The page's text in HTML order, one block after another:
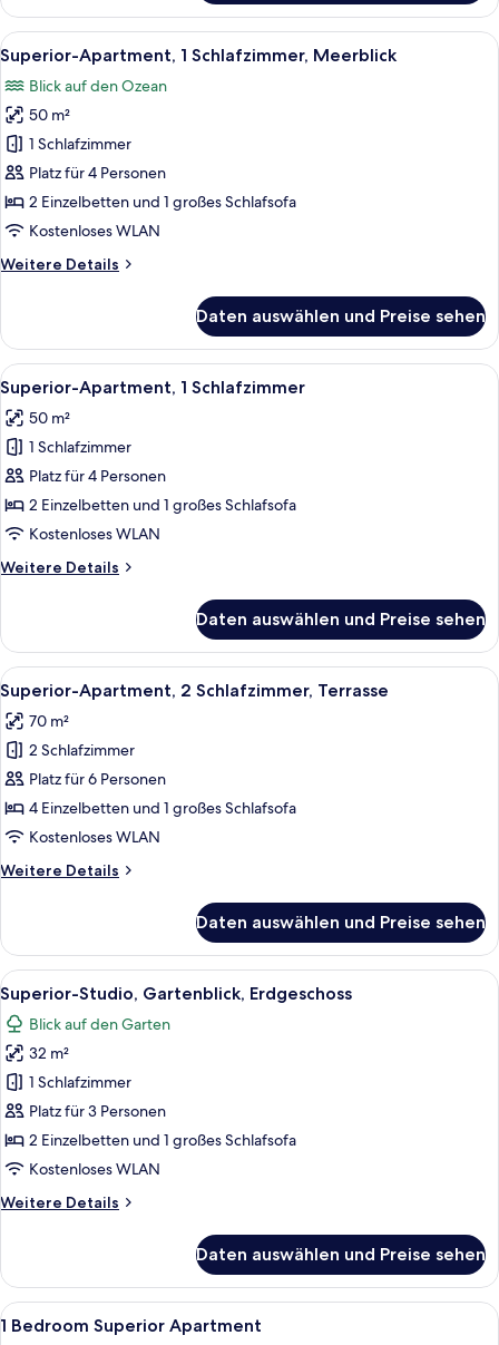
Studio,
Meerblick
Alle
Fotos
für
Superior-
Apartment,
1
Schlafzimmer,
Meerblick
Ein modernes Hotelzimmer mit
11
Superior-Apartment, 1 Schlafzimmer, Meerblick
Blick auf den Ozean
50 m²
1 Schlafzimmer
Platz für 4 Personen
2 Einzelbetten und 1 großes Schlafsofa
Kostenloses WLAN
Weitere Details
Weitere
Apartment,
Schlafzimmer,
Meerblick
Daten auswählen und Preise sehen
Alle
Fotos
für
Superior-
Apartment,
1
Schlafzimmer
Ein modernes Hotelzimmer mit
7
Superior-Apartment, 1 Schlafzimmer
50 m²
1 Schlafzimmer
Platz für 4 Personen
2 Einzelbetten und 1 großes Schlafsofa
Kostenloses WLAN
Weitere Details
Weitere
Apartment,
Schlafzimmer
Daten auswählen und Preise sehen
Alle
Fotos
für
Superior-
Apartment,
2 Schlafzimmer,
Terrasse
Eine moderne Küche mit Kochinsel,
8
Superior-Apartment, 2 Schlafzimmer, Terrasse
70 m²
2 Schlafzimmer
Platz für 6 Personen
4 Einzelbetten und 1 großes Schlafsofa
Kostenloses WLAN
Weitere Details
Weitere
Apartment,
2 Schlafzimmer,
Terrasse
Daten auswählen und Preise sehen
Alle
Fotos
für
Superior-
Studio,
Gartenblick,
Erdgeschoss
anzeigen
Superior-Studio, Gartenblick,
6
Superior-Studio, Gartenblick, Erdgeschoss
Blick auf den Garten
32 m²
1 Schlafzimmer
Platz für 3 Personen
2 Einzelbetten und 1 großes Schlafsofa
Kostenloses WLAN
Weitere Details
Weitere
Studio,
Gartenblick,
Erdgeschoss
Daten auswählen und Preise sehen
Alle
Fotos
Verdunkelungsvorhänge,
8
1 Bedroom Superior Apartment